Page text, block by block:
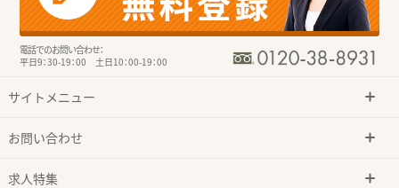
電話でのお問い合わせ：
平日9：30-19：00 土日10：00-19：00
サイトメニュー
お問い合わせ
求人特集